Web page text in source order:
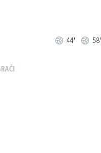
44' 58'